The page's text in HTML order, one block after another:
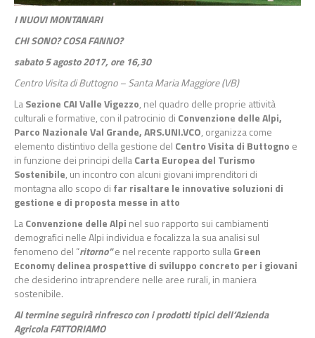
I NUOVI MONTANARI
CHI SONO? COSA FANNO?
sabato 5 agosto 2017, ore 16,30
Centro Visita di Buttogno – Santa Maria Maggiore (VB)
LaSezione CAI Valle Vigezzo, nel quadro delle proprie attività
culturali e formative, con il patrocinio di Convenzione delle Alpi,
Parco Nazionale Val Grande,ARS.UNI.VCO, organizza come
elemento distintivo della gestione del Centro Visita di Buttogno e
in funzione dei principi dellaCarta Europea del Turismo
Sostenibile, un incontro con alcuni giovani imprenditori di
montagna allo scopo di far risaltare le innovative soluzioni di
gestione e di proposta messe in atto
LaConvenzione delle Alpi nel suo rapporto sui cambiamenti
demografici nelle Alpi individua e focalizza la sua analisi sul
fenomeno del “ritorno”e nel recente rapporto sullaGreen
Economy delinea prospettive di sviluppo concreto per i giovani
che desiderino intraprendere nelle aree rurali, in maniera
sostenibile.
Al termine seguirà rinfresco con i prodotti tipici dell’Azienda
Agricola FATTORIAMO